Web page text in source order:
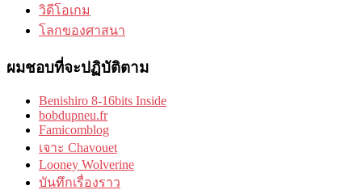
วิดีโอเกม
โลกของศาสนา
ผมชอบที่จะปฏิบัติตาม
Benishiro 8-16bits Inside
bobdupneu.fr
Famicomblog
เจาะ Chavouet
Looney Wolverine
บันทึกเรื่องราว